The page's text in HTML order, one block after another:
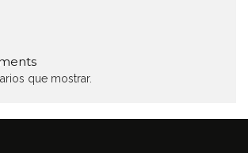
que mostrar.